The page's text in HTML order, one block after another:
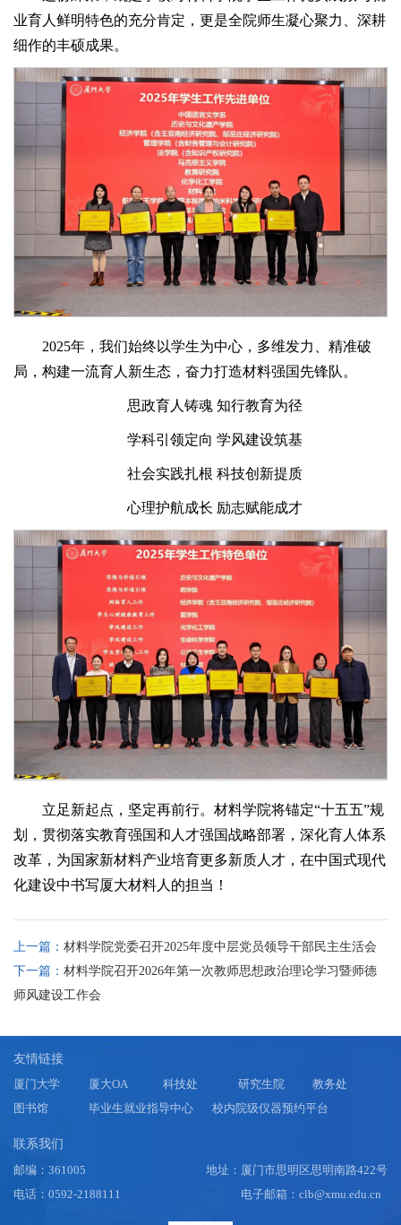
业育人鲜明特色的充分肯定，更是全院师生凝心聚力、深耕
细作的丰硕成果。
2025年，我们始终以学生为中心，多维发力、精准破
局，构建一流育人新生态，奋力打造材料强国先锋队。
思政育人铸魂 知行教育为径
学科引领定向 学风建设筑基
社会实践扎根 科技创新提质
心理护航成长 励志赋能成才
立足新起点，坚定再前行。材料学院将锚定“十五五”规
划，贯彻落实教育强国和人才强国战略部署，深化育人体系
改革，为国家新材料产业培育更多新质人才，在中国式现代
化建设中书写厦大材料人的担当！
上一篇： 材料学院党委召开2025年度中层党员领导干部民主生活会
下一篇： 材料学院召开2026年第一次教师思想政治理论学习暨师德
师风建设工作会
友情链接
厦门大学 厦大OA 科技处 研究生院
教务处
图书馆
毕业生就业指导中心 校内院级仪器预约平台
联系我们
邮编：361005
地址：厦门市思明区思明南路422号
电话：0592-2188111
电子邮箱：clb@xmu.edu.cn